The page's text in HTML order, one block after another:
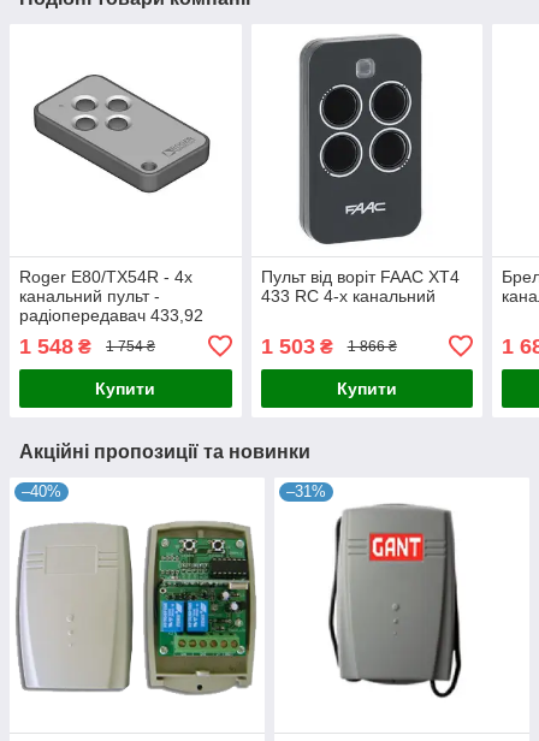
Roger E80/ТХ54R - 4х
канальний пульт -
радіопередавач 433,92
фіксованим кодом
1 548 ₴ 1 754 ₴
Купити
Пульт від воріт FAAC XT4
433 RC 4-х канальний
1 503₴ 1 866 ₴
Купити
1
Акційні пропозиції та новинки
–40% –31%